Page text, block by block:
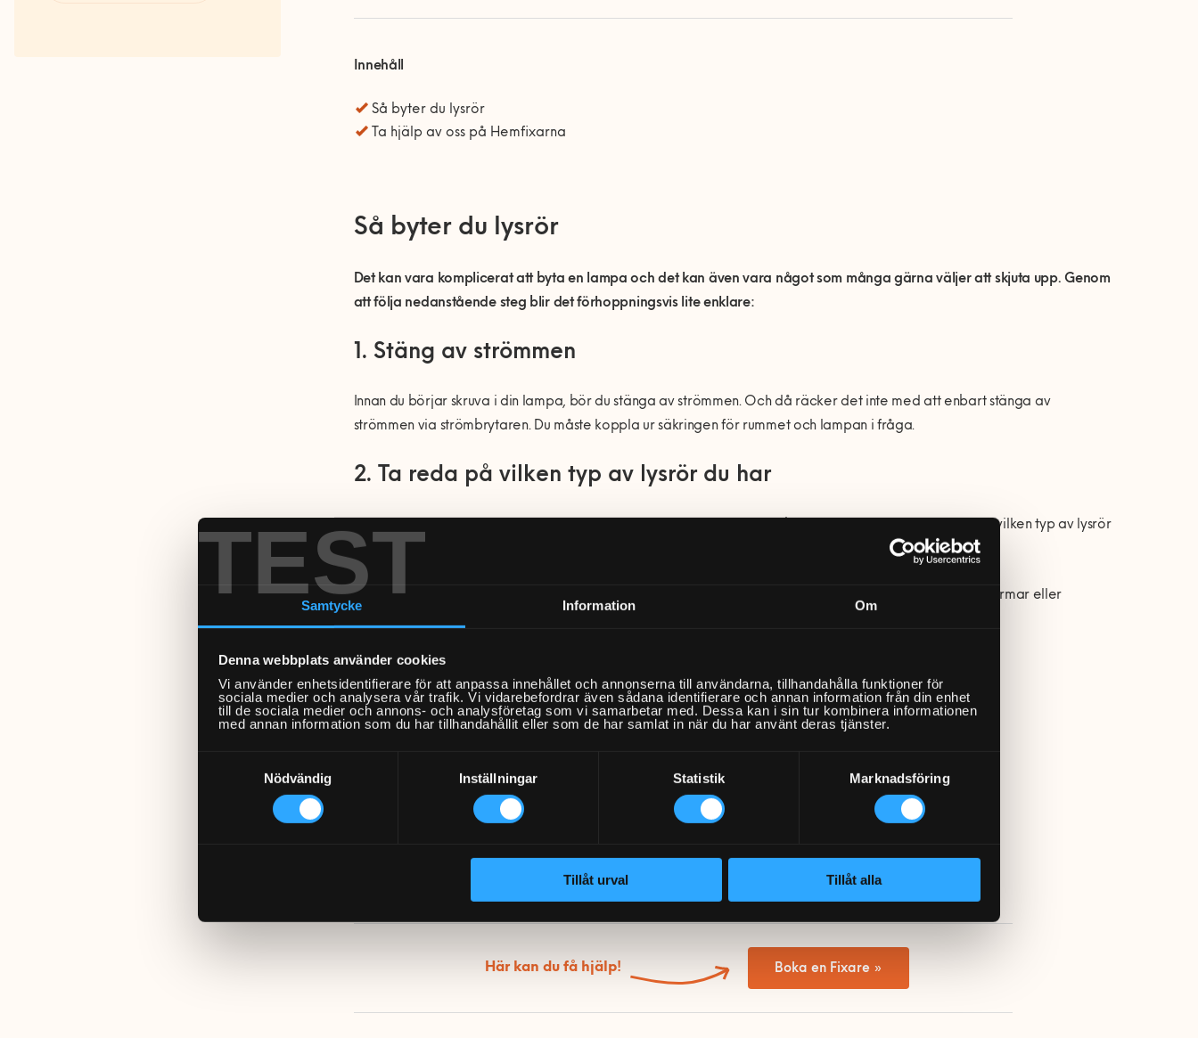
TEST
Samtycke Information Om
Denna webbplats använder cookies
Vi använder enhetsidentifierare för att anpassa innehållet och annonserna till användarna, tillhandahålla funktioner för
sociala medier och analysera vår trafik. Vi vidarebefordrar även sådana identifierare och annan information från din enhet
till de sociala medier och annons- och analysföretag som vi samarbetar med. Dessa kan i sin tur kombinera informationen
med annan information som du har tillhandahållit eller som de har samlat in när du har använt deras tjänster.
Nödvändig
Inställningar Statistik Marknadsföring
Tillåt urval Tillåt alla
Innehåll
Så byter du lysrör
Ta hjälp av oss på Hemfixarna
Så byter du lysrör
Det kan vara komplicerat att byta en lampa och det kan även vara något som många gärna väljer att skjuta upp. Genom
att följa nedanstående steg blir det förhoppningsvis lite enklare:
1. Stäng av strömmen
Innan du börjar skruva i din lampa, bör du stänga av strömmen. Och då räcker det inte med att enbart stänga av
strömmen via strömbrytaren. Du måste koppla ur säkringen för rummet och lampan i fråga.
2. Ta reda på vilken typ av lysrör du har
Idag finns det en djungel av olika typer av lampor. Det allra första du bör göra är därför att ta reda på vilken typ av lysrör
som du har. Så att du sedan kan inhandla rätt typ av lysrör.
Vilken typ av lysrör det gäller framgår oftast på själva röret. Börja därför med att ta bort eventuella skärmar eller
T2
T4
T5
T8
Detta är vanliga namn på olika typer av lysrör.
3. Inhandla röret
Nästa steg är såklart att inhandla lysröret i fråga. Något som bl.a. kan göras på de flesta byggvaruhus.
Här kan du få hjälp! Boka en Fixare »